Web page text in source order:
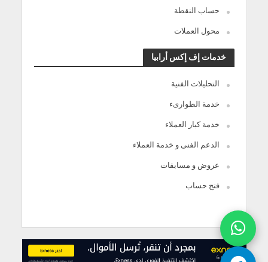
حساب النقطة
محول العملات
خدمات إف إكس أرابيا
التحليلات الفنية
خدمة الطوارىء
خدمة كبار العملاء
الدعم الفنى و خدمة العملاء
عروض و مسابقات
فتح حساب